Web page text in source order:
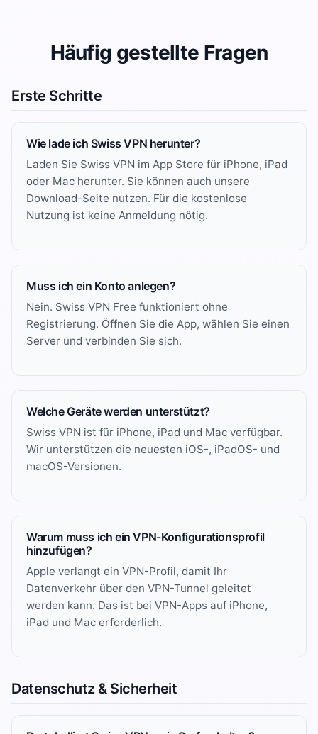
Häufig gestellte Fragen
Erste Schritte
Wie lade ich Swiss VPN herunter?
Laden Sie Swiss VPN im App Store für iPhone, iPad
oder Mac herunter. Sie können auch unsere
Download-Seite nutzen. Für die kostenlose
Nutzung ist keine Anmeldung nötig.
Muss ich ein Konto anlegen?
Nein. Swiss VPN Free funktioniert ohne
Registrierung. Öffnen Sie die App, wählen Sie einen
Server und verbinden Sie sich.
Welche Geräte werden unterstützt?
Swiss VPN ist für iPhone, iPad und Mac verfügbar.
Wir unterstützen die neuesten iOS-, iPadOS- und
macOS-Versionen.
Warum muss ich ein VPN-Konfigurationsprofil
hinzufügen?
Apple verlangt ein VPN-Profil, damit Ihr
Datenverkehr über den VPN-Tunnel geleitet
werden kann. Das ist bei VPN-Apps auf iPhone,
iPad und Mac erforderlich.
Datenschutz & Sicherheit